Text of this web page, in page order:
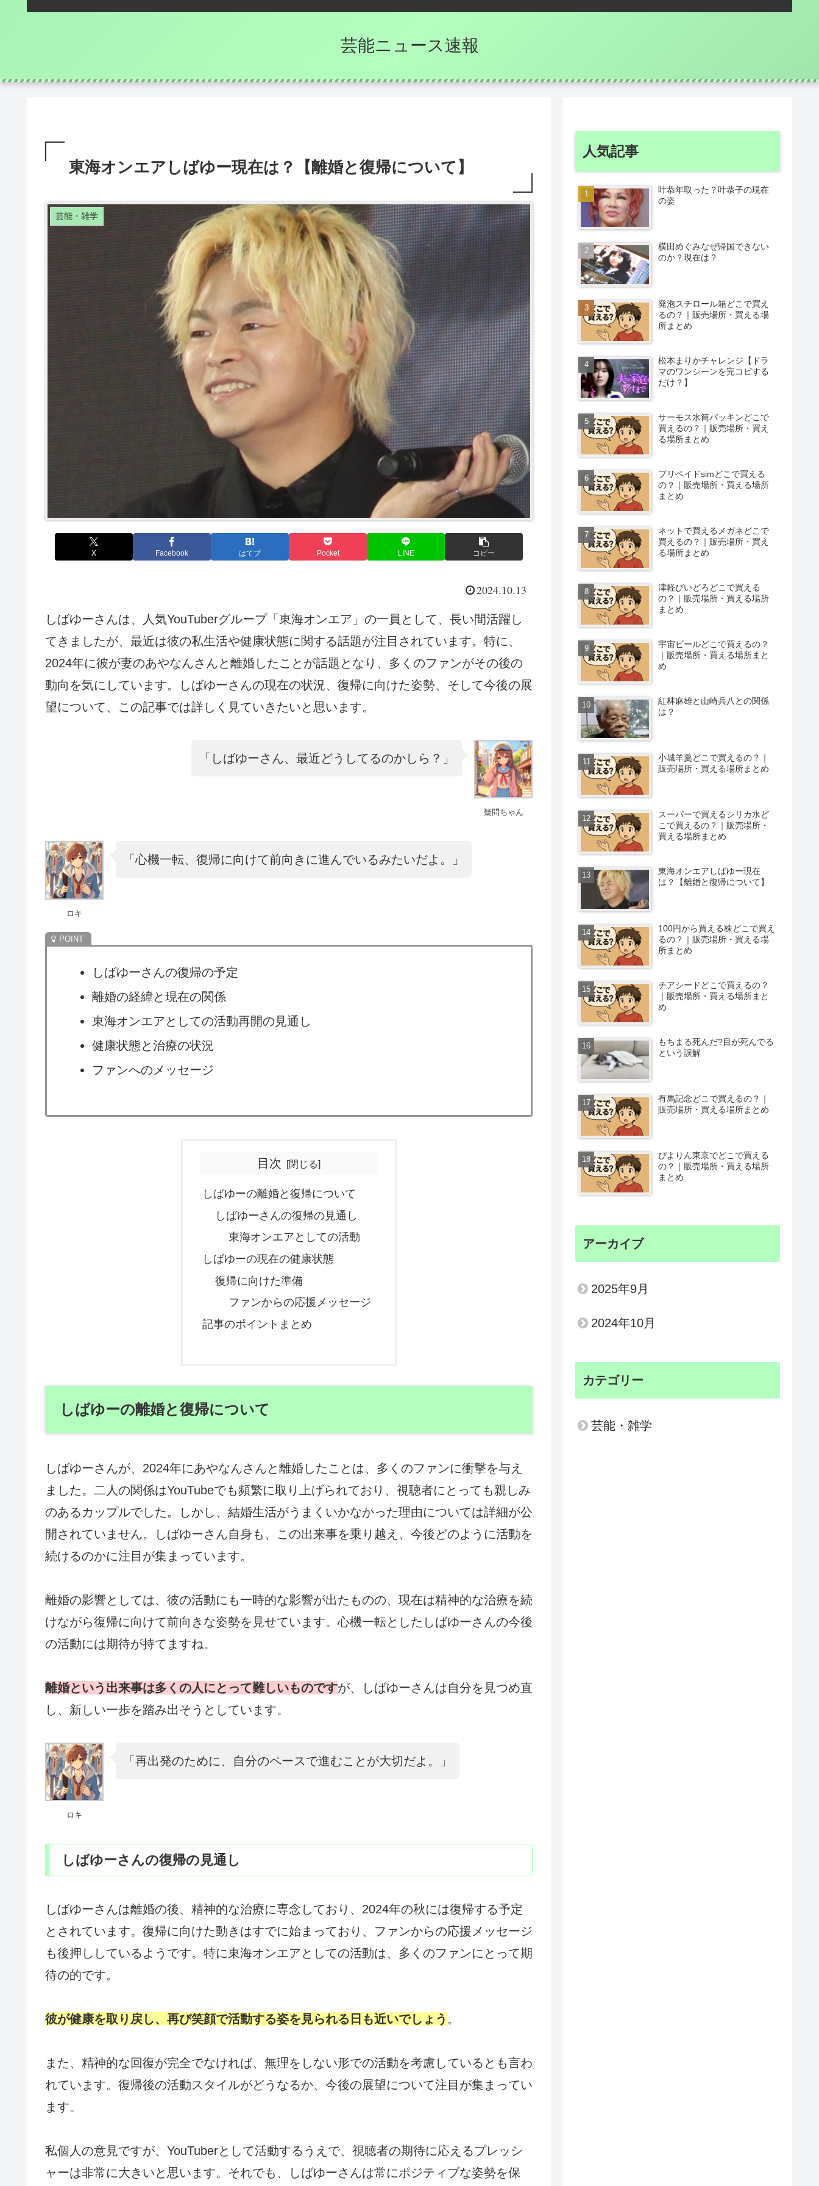
芸能ニュース速報
東海オンエアしばゆー現在は？【離婚と復帰について】
芸能・雑学
X Facebook はてブ Pocket LINE コピー
2024.10.13
しばゆーさんは、人気YouTuberグループ「東海オンエア」の一員として、長い間活躍し
てきましたが、最近は彼の私生活や健康状態に関する話題が注目されています。特に、
2024年に彼が妻のあやなんさんと離婚したことが話題となり、多くのファンがその後の
動向を気にしています。しばゆーさんの現在の状況、復帰に向けた姿勢、そして今後の展
望について、この記事では詳しく見ていきたいと思います。
疑問ちゃん
「しばゆーさん、最近どうしてるのかしら？」
ロキ
「心機一転、復帰に向けて前向きに進んでいるみたいだよ。」
しばゆーさんの復帰の予定
離婚の経緯と現在の関係
東海オンエアとしての活動再開の見通し
健康状態と治療の状況
ファンへのメッセージ
目次
しばゆーの離婚と復帰について
しばゆーさんの復帰の見通し
東海オンエアとしての活動
しばゆーの現在の健康状態
復帰に向けた準備
ファンからの応援メッセージ
記事のポイントまとめ
しばゆーの離婚と復帰について
しばゆーさんが、2024年にあやなんさんと離婚したことは、多くのファンに衝撃を与え
ました。二人の関係はYouTubeでも頻繁に取り上げられており、視聴者にとっても親しみ
のあるカップルでした。しかし、結婚生活がうまくいかなかった理由については詳細が公
開されていません。しばゆーさん自身も、この出来事を乗り越え、今後どのように活動を
続けるのかに注目が集まっています。
離婚の影響としては、彼の活動にも一時的な影響が出たものの、現在は精神的な治療を続
けながら復帰に向けて前向きな姿勢を見せています。心機一転としたしばゆーさんの今後
の活動には期待が持てますね。
離婚という出来事は多くの人にとって難しいものですが、しばゆーさんは自分を見つめ直
し、新しい一歩を踏み出そうとしています。
ロキ
「再出発のために、自分のペースで進むことが大切だよ。」
しばゆーさんの復帰の見通し
しばゆーさんは離婚の後、精神的な治療に専念しており、2024年の秋には復帰する予定
とされています。復帰に向けた動きはすでに始まっており、ファンからの応援メッセージ
も後押ししているようです。特に東海オンエアとしての活動は、多くのファンにとって期
待の的です。
彼が健康を取り戻し、再び笑顔で活動する姿を見られる日も近いでしょう 。
また、精神的な回復が完全でなければ、無理をしない形での活動を考慮しているとも言わ
れています。復帰後の活動スタイルがどうなるか、今後の展望について注目が集まってい
ます。
私個人の意見ですが、YouTuberとして活動するうえで、視聴者の期待に応えるプレッシ
ャーは非常に大きいと思います。それでも、しばゆーさんは常にポジティブな姿勢を保
人気記事
叶恭年取った？叶恭子の現在
の姿
横田めぐみなぜ帰国できない
のか？現在は？
発泡スチロール箱どこで買え
るの？｜販売場所・買える場
所まとめ
松本まりかチャレンジ【ドラ
マのワンシーンを完コピする
だけ？】
サーモス水筒パッキンどこで
買えるの？｜販売場所・買え
る場所まとめ
プリペイドsimどこで買える
の？｜販売場所・買える場所
まとめ
ネットで買えるメガネどこで
買えるの？｜販売場所・買え
る場所まとめ
津軽びいどろどこで買える
の？｜販売場所・買える場所
まとめ
宇宙ビールどこで買えるの？
｜販売場所・買える場所まと
め
紅林麻雄と山崎兵八との関係
は？
小城羊羹どこで買えるの？｜
販売場所・買える場所まとめ
スーパーで買えるシリカ水ど
こで買えるの？｜販売場所・
買える場所まとめ
東海オンエアしばゆー現在
は？【離婚と復帰について】
100円から買える株どこで買え
るの？｜販売場所・買える場
所まとめ
チアシードどこで買えるの？
｜販売場所・買える場所まと
め
もちまる死んだ?目が死んでる
という誤解
有馬記念どこで買えるの？｜
販売場所・買える場所まとめ
ぴよりん東京でどこで買える
の？｜販売場所・買える場所
まとめ
アーカイブ
2025年9月
2024年10月
カテゴリー
芸能・雑学